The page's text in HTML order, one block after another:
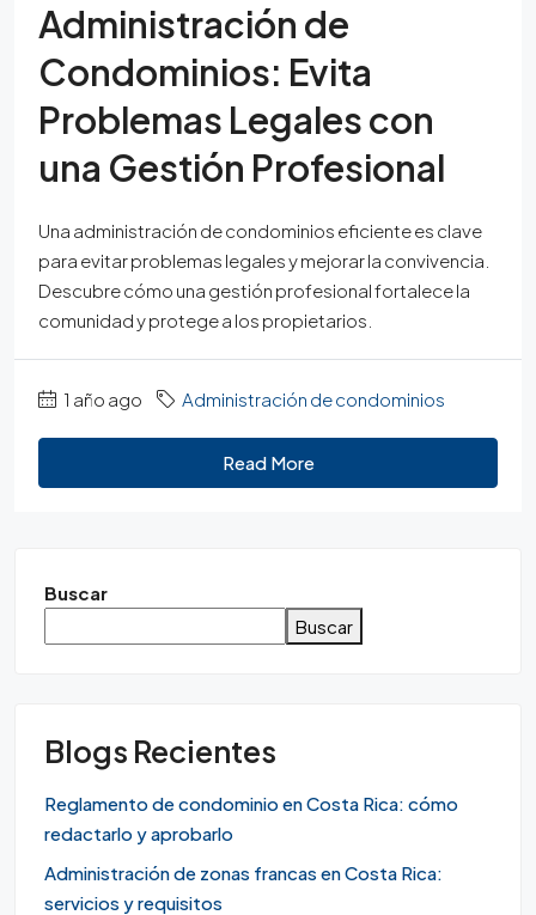
Administración de
Condominios: Evita
Problemas Legales con
una Gestión Profesional
Una administración de condominios eficiente es clave
para evitar problemas legales y mejorar la convivencia.
Descubre cómo una gestión profesional fortalece la
comunidad y protege a los propietarios.
1 año ago Administración de condominios
Read More
Buscar
Buscar
Blogs Recientes
Reglamento de condominio en Costa Rica: cómo
redactarlo y aprobarlo
Administración de zonas francas en Costa Rica:
servicios y requisitos